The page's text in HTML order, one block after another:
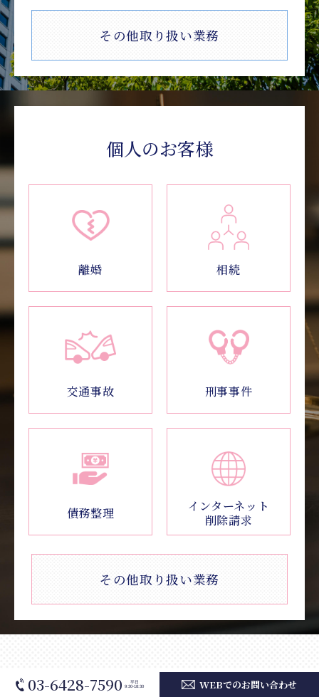
その他取り扱い業務
個人のお客様
離婚 相続
交通事故 刑事事件
債務整理
インターネット
削除請求
その他取り扱い業務
03-6428-7590
平日
9:30-18:30
WEBでのお問い合わせ